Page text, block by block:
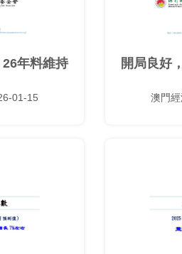
年料維持
01-15
開局良好
澳門